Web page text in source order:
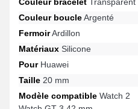
garde-robe, alliant esthétique
pour répondre aux besoins des
dans le but de répondre aux
3 42 mm, Watch GT 3 Pro 42 mm,
beaucoup davantage de la
optimal. Par le biais de ses
Huawei se marie avec précision
optimale pour un usage quotidien.
Couleur boucleArgenté
FermoirArdillon
Matériaux Silicone
PourHuawei
Taille 20 mm
Modèle compatible Watch 2